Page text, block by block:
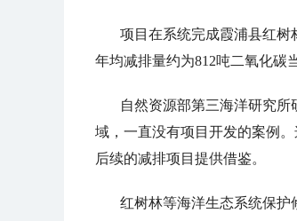
项目在系统完成霞浦县红
年均减排量约为812吨二氧化碳
自然资源部第三海洋研究
域，一直没有项目开发的案例
后续的减排项目提供借鉴。
红树林等海洋生态系统保护